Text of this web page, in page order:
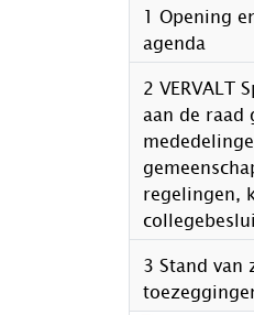
1 Opening
agenda
2 VERVALT
aan de raad
regelingen,
3 Stand van